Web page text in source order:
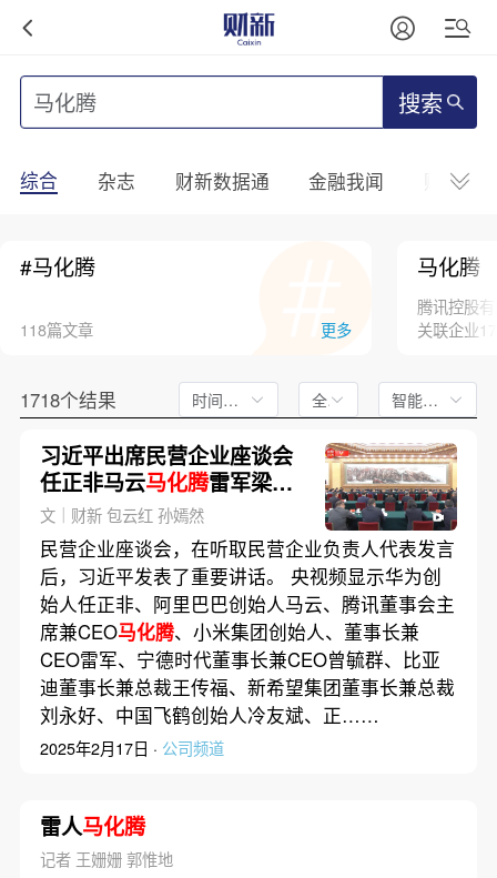
搜索
综合 杂志 财新数据通 金融我闻 财新
#马化腾
118篇文章 更多
马化腾
腾讯控股
关联企业
1718个结果 时间不限 全文 智能排序
习近平出席民营企业座谈会
任正非马云马化腾雷军梁文
锋等出席
文｜财新 包云红 孙嫣然
民营企业座谈会，在听取民营企业负责人代表发言
后，习近平发表了重要讲话。 央视频显示华为创
始人任正非、阿里巴巴创始人马云、腾讯董事会主
席兼CEO马化腾、小米集团创始人、董事长兼
CEO雷军、宁德时代董事长兼CEO曾毓群、比亚
迪董事长兼总裁王传福、新希望集团董事长兼总裁
刘永好、中国飞鹤创始人冷友斌、正……
2025年2月17日 · 公司频道
雷人马化腾
记者 王姗姗 郭惟地